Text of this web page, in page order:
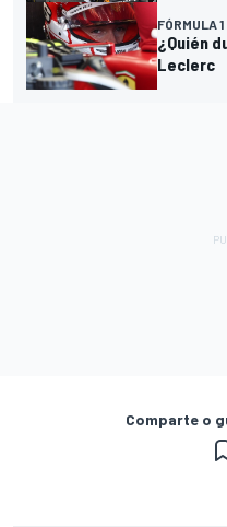
FÓRMULA 1
¿Quién
Leclerc
Comparte o